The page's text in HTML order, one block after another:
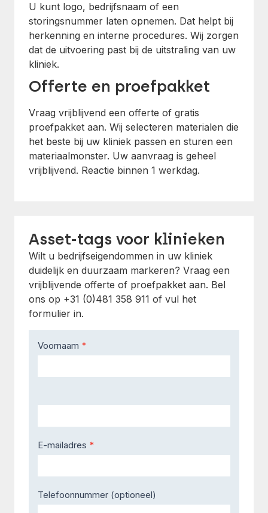
U kunt logo, bedrijfsnaam of een
storingsnummer laten opnemen. Dat helpt bij
herkenning en interne procedures. Wij zorgen
dat de uitvoering past bij de uitstraling van uw
kliniek.
Offerte en proefpakket
Vraag vrijblijvend een offerte of gratis
proefpakket aan. Wij selecteren materialen die
het beste bij uw kliniek passen en sturen een
materiaalmonster. Uw aanvraag is geheel
vrijblijvend. Reactie binnen 1 werkdag.
Asset-tags voor klinieken
Wilt u bedrijfseigendommen in uw kliniek
duidelijk en duurzaam markeren? Vraag een
vrijblijvende offerte of proefpakket aan. Bel
ons op +31 (0)481 358 911 of vul het
formulier in.
Contact
Us
Voornaam *
E-mailadres *
Telefoonnummer (optioneel)